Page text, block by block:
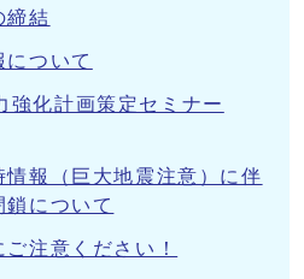
締結
ついて
化計画策定セミナー
報（巨大地震注意）に伴
鎖について
注意ください！